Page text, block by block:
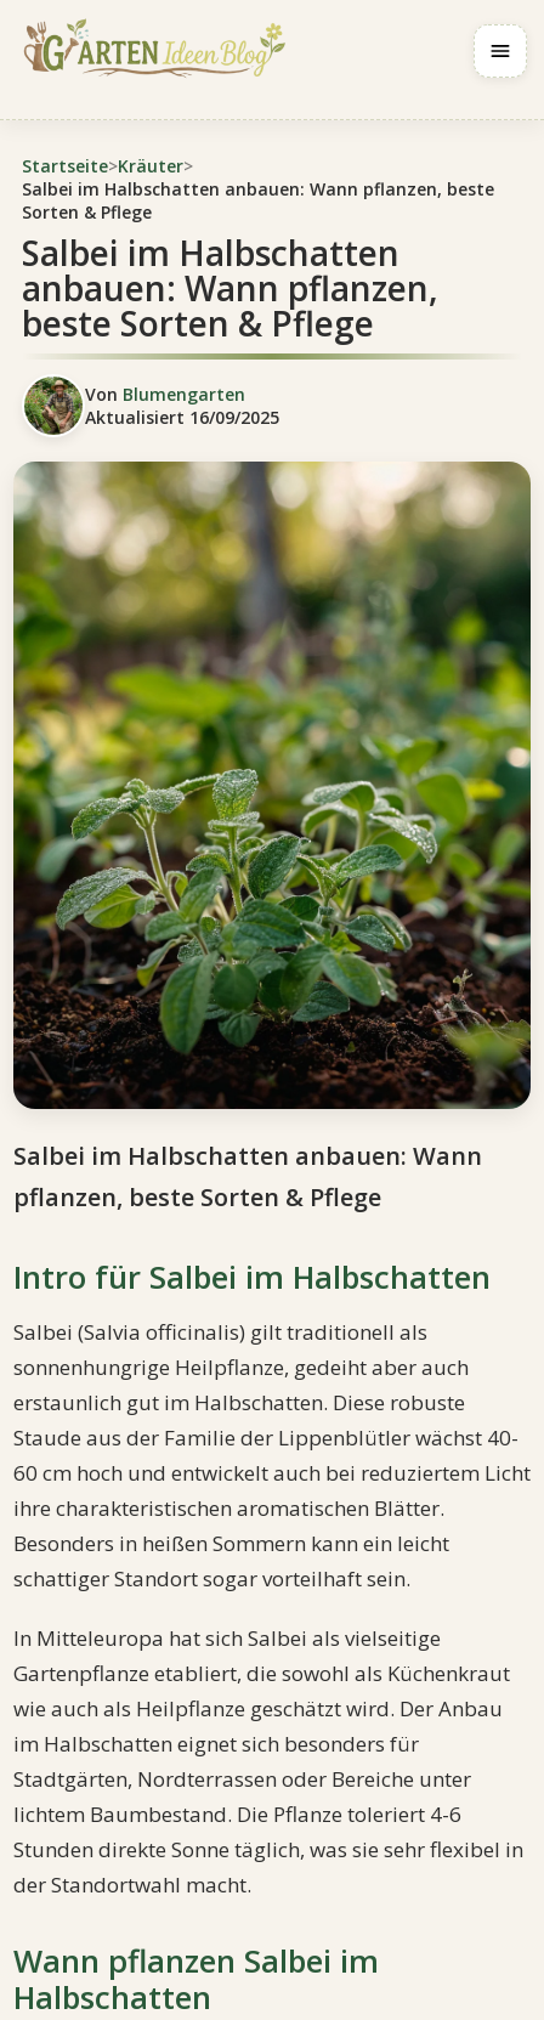
Startseite>Kräuter>
Salbei im Halbschatten anbauen: Wann pflanzen, beste
Sorten & Pflege
Salbei im Halbschatten
anbauen: Wann pflanzen,
beste Sorten & Pflege
Von Blumengarten
Aktualisiert 16/09/2025
Salbei im Halbschatten anbauen: Wann
pflanzen, beste Sorten & Pflege
Intro für Salbei im Halbschatten
Salbei (Salvia officinalis) gilt traditionell als
sonnenhungrige Heilpflanze, gedeiht aber auch
erstaunlich gut im Halbschatten. Diese robuste
Staude aus der Familie der Lippenblütler wächst 40-
60 cm hoch und entwickelt auch bei reduziertem Licht
ihre charakteristischen aromatischen Blätter.
Besonders in heißen Sommern kann ein leicht
schattiger Standort sogar vorteilhaft sein.
In Mitteleuropa hat sich Salbei als vielseitige
Gartenpflanze etabliert, die sowohl als Küchenkraut
wie auch als Heilpflanze geschätzt wird. Der Anbau
im Halbschatten eignet sich besonders für
Stadtgärten, Nordterrassen oder Bereiche unter
lichtem Baumbestand. Die Pflanze toleriert 4-6
Stunden direkte Sonne täglich, was sie sehr flexibel in
der Standortwahl macht.
Wann pflanzen Salbei im
Halbschatten